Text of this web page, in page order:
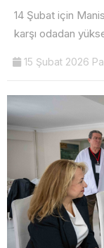
14 Şubat için
karşı odadan
15 Şubat 2026